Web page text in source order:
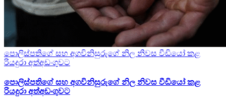
පොලිස්පතිගේ සහ අගවිනිසුරුගේ නිල නිවස වීඩියෝ කළ
රියදුරා අත්අඩංගුවට
පොලිස්පතිගේ සහ අගවිනිසුරුගේ නිල නිවස වීඩියෝ කළ
රියදුරා අත්අඩංගුවට